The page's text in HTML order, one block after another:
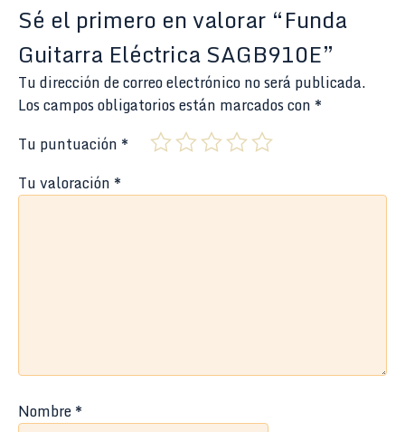
Sé el primero en valorar “Funda
Guitarra Eléctrica SAGB910E”
Tu dirección de correo electrónico no será publicada.
Los campos obligatorios están marcados con *
Tu puntuación *
Tu valoración *
Nombre*